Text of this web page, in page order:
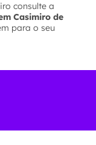
consulte a
Casimiro de
para o seu